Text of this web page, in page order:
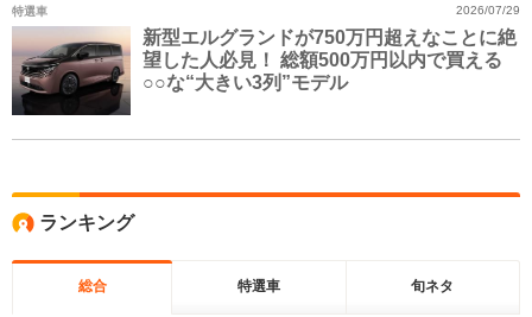
特選車
新型エルグランドが750万円超えなことに絶
望した人必見！ 総額500万円以内で買える
○○な“大きい3列”モデル
2026/07/29
ランキング
総合 特選車 旬ネタ